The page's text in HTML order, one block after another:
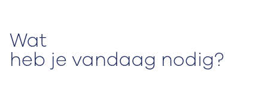
Wat
heb je vandaag nodig?